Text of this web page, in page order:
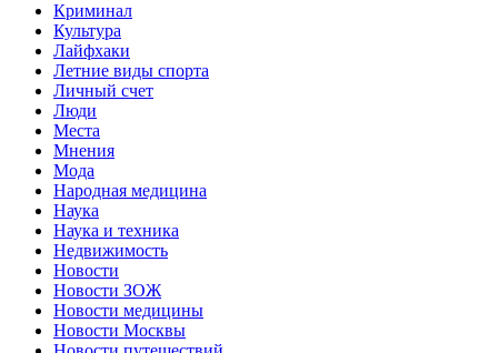
Криминал
Культура
Лайфхаки
Летние виды спорта
Личный счет
Люди
Места
Мнения
Мода
Народная медицина
Наука
Наука и техника
Недвижимость
Новости
Новости ЗОЖ
Новости медицины
Новости Москвы